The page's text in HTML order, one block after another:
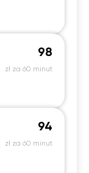
98
zł za 60 minut
94
zł za 60 minut